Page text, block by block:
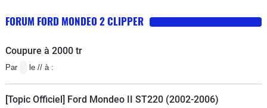
FORUM FORD MONDEO 2 CLIPPER
Coupure à 2000 tr
Par le // à :
[Topic Officiel] Ford Mondeo II ST220 (2002-2006)